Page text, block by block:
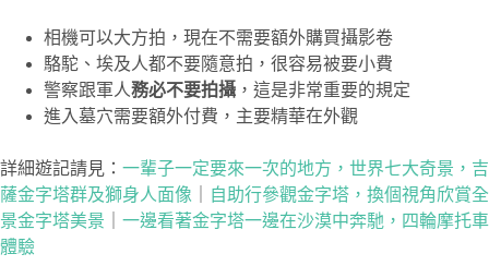
相機可以大方拍，現在不需要額外購買攝影卷
駱駝、埃及人都不要隨意拍，很容易被要小費
警察跟軍人務必不要拍攝 ，這是非常重要的規定
進入墓穴需要額外付費，主要精華在外觀
詳細遊記請見： 一輩子一定要來一次的地方，世界七大奇景，吉
薩金字塔群及獅身人面像
自助行參觀金字塔，換個視角欣賞全
景金字塔美景
一邊看著金字塔一邊在沙漠中奔馳，四輪摩托車
體驗